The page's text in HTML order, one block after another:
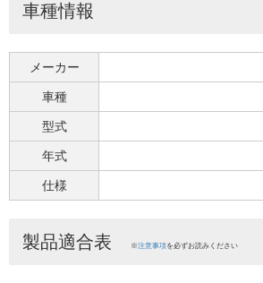
車種情報
メーカー
車種
型式
年式
仕様
製品適合表 ※注意事項を必ずお読みください